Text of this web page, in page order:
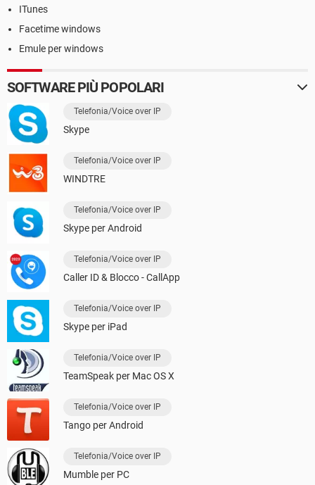
ITunes
Facetime windows
Emule per windows
SOFTWARE PIÙ POPOLARI
Telefonia/Voice over IP
Skype
Telefonia/Voice over IP
WINDTRE
Telefonia/Voice over IP
Skype per Android
Telefonia/Voice over IP
Caller ID & Blocco - CallApp
Telefonia/Voice over IP
Skype per iPad
Telefonia/Voice over IP
TeamSpeak per Mac OS X
Telefonia/Voice over IP
Tango per Android
Telefonia/Voice over IP
Mumble per PC